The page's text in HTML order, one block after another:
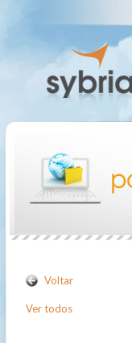
Voltar
Ver todos